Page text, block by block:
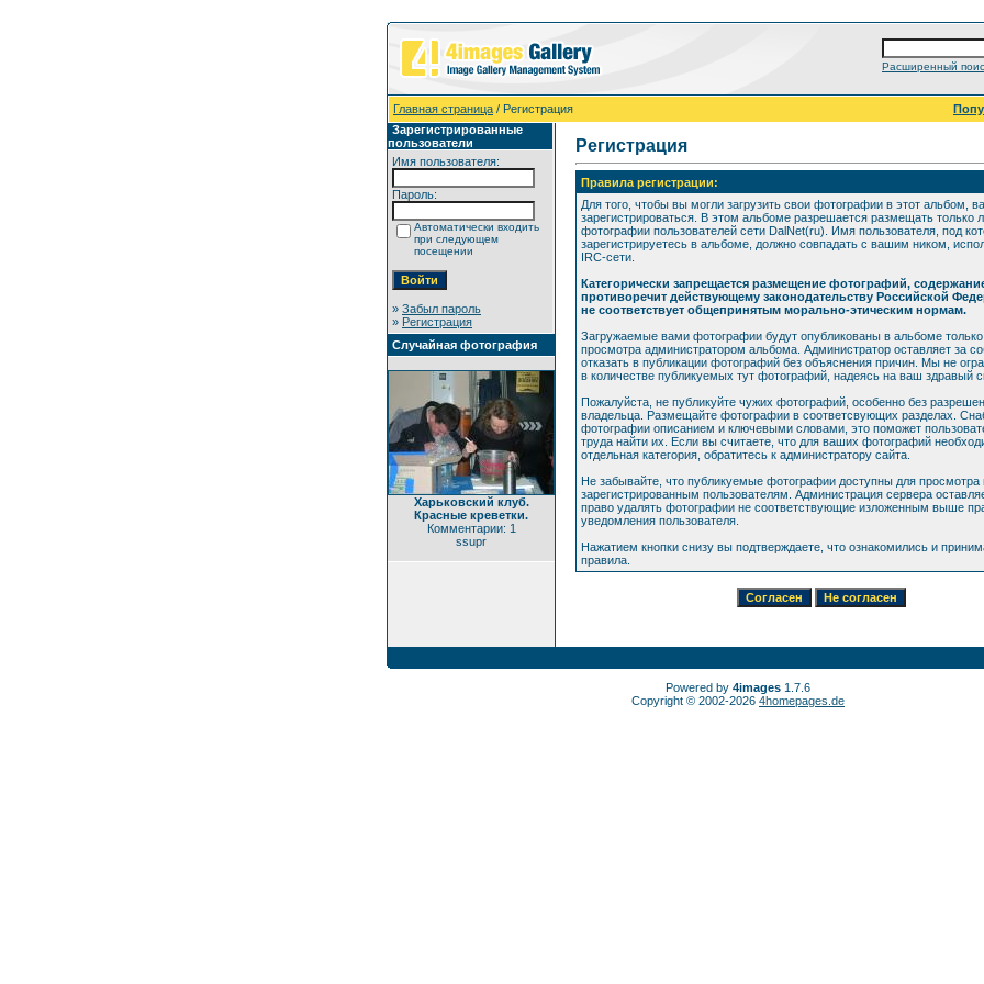
Расширенный
Главная страница / Регистрация
Зарегистрированные
пользователи
Имя пользователя:
Пароль:
Автоматически входить
при следующем
посещении
» Забыл пароль
» Регистрация
Случайная фотография
Харьковский клуб.
Красные креветки.
Комментарии: 1
ssupr
Регистрация
Правила регистрации:
Для того, чтобы вы могли загрузить свои фотографии в этот альбом,
зарегистрироваться. В этом альбоме разрешается размещать только
фотографии пользователей сети DalNet(ru). Имя пользователя, под
зарегистрируетесь в альбоме, должно совпадать с вашим ником,
IRC-сети.
Категорически запрещается размещение фотографий,
противоречит действующему законодательству Российской
не соответствует общепринятым морально-этическим нормам.
Загружаемые вами фотографии будут опубликованы в альбоме
просмотра администратором альбома. Администратор оставляет за
отказать в публикации фотографий без объяснения причин. Мы не
в количестве публикуемых тут фотографий, надеясь на ваш здравый
Пожалуйста, не публикуйте чужих фотографий, особенно без
владельца. Размещайте фотографии в соответсвующих разделах.
фотографии описанием и ключевыми словами, это поможет
труда найти их. Если вы считаете, что для ваших фотографий
отдельная категория, обратитесь к администратору сайта.
Не забывайте, что публикуемые фотографии доступны для
зарегистрированным пользователям. Администрация сервера
право удалять фотографии не соответствующие изложенным выше
уведомления пользователя.
Нажатием кнопки снизу вы подтверждаете, что ознакомились и
правила.
Powered by 4images 1.7.6
Copyright © 2002-2026 4homepages.de